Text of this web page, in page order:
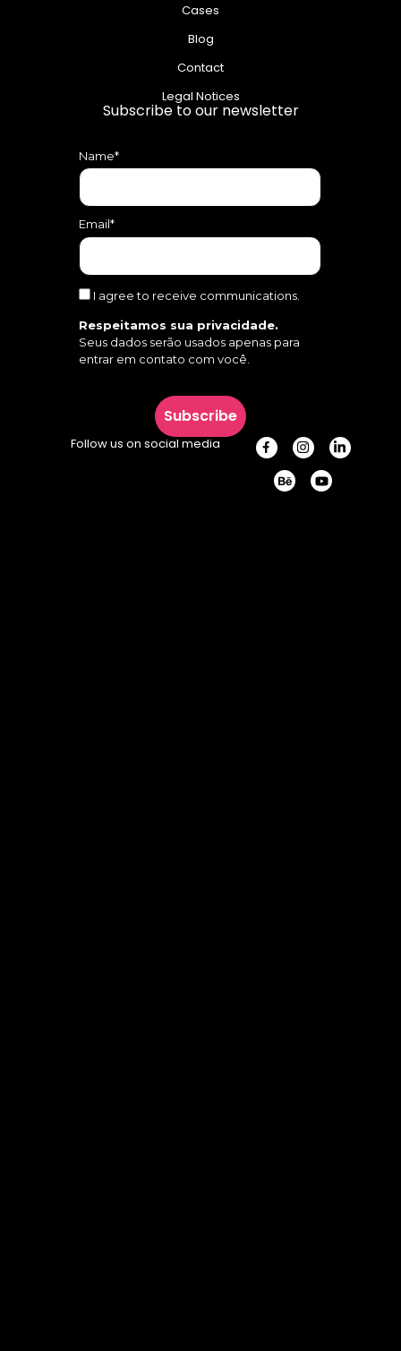
Cases
Blog
Contact
Legal Notices
Subscribe to our newsletter
Name*
Email*
I agree to receive communications.
Respeitamos sua privacidade.
Seus dados serão usados apenas para
entrar em contato com você.
Subscribe
Follow us on social media